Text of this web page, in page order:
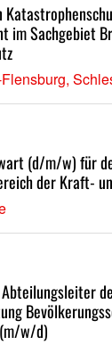
im Sachgebiet
(d/m/w) für
der Kraft-
w/d)